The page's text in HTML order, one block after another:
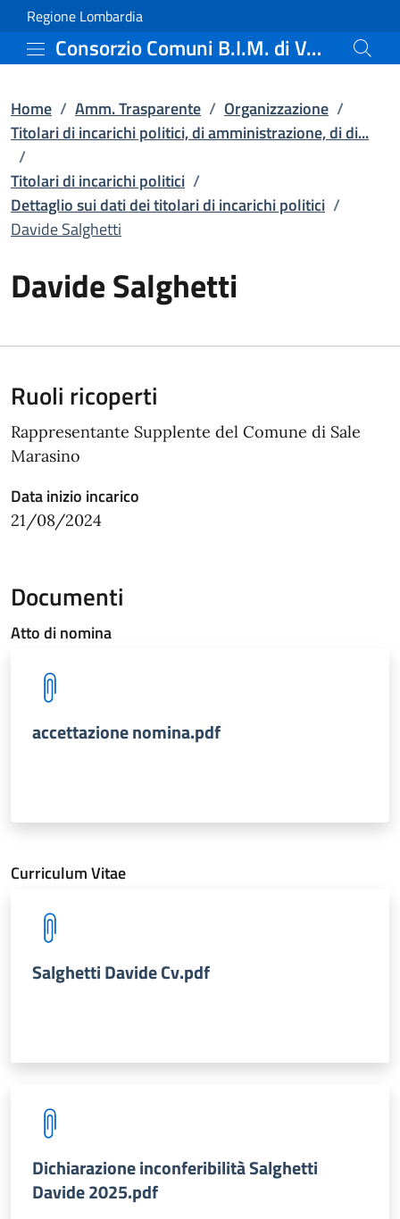
Vai al contenuto principale
Davide Salghetti |
Regione Lombardia
Consorzio Comuni B.I.M. di Valle Camonica
Home / Amm. Trasparente / Organizzazione /
Titolari di incarichi politici, di amministrazione, di di...
/
Titolari di incarichi politici /
Dettaglio sui dati dei titolari di incarichi politici /
Davide Salghetti
Davide Salghetti
Ruoli ricoperti
Rappresentante Supplente del Comune di Sale
Marasino
Data inizio incarico
21/08/2024
Documenti
Atto di nomina
accettazione nomina.pdf
Curriculum Vitae
Salghetti Davide Cv.pdf
Dichiarazione inconferibilità Salghetti
Davide 2025.pdf